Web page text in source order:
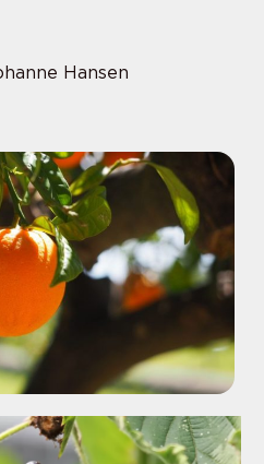
Hansen